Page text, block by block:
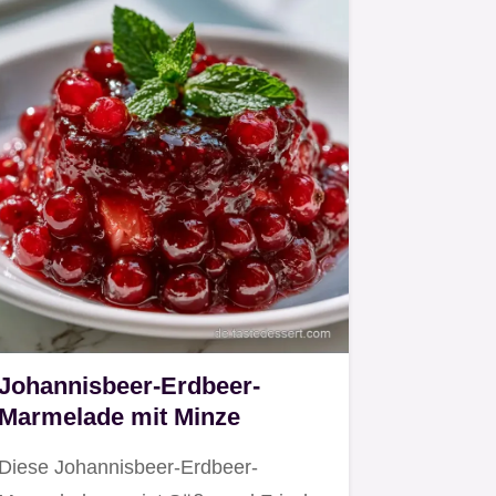
Erdbeer-
mit Minze
Johannisbeer-Erdbeer-